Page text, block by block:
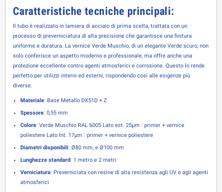
Caratteristiche tecniche principali:
Il tubo è realizzato in lamiera di acciaio di prima scelta, trattata con un
processo di preverniciatura di alta precisione che garantisce una finitura
uniforme e duratura. La vernice Verde Muschio, di un elegante Verde scuro, non
solo conferisce un aspetto moderno e professionale, ma offre anche una
protezione eccellente contro agenti atmosferici e corrosione. Questo lo rende
perfetto per utilizzi interni ed esterni, rispondendo così alle esigenze più
diverse.
Materiale: Base Metallo DX51D + Z
Spessore: 0,55 mm
Colore: Verde Muschio RAL 6005 Lato est. 25µm : primer + vernice
poliestere Lato Int. 17µm : primer + vernice poliestere
Diametri disponibili: Ø80 mm, e Ø100 mm
Lunghezze standard: 1 metro e 2 metri
Verniciatura: Preverniciata con resine di alta resistenza agli UV e agli agenti
atmosferici